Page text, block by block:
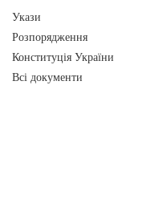
Укази
Розпорядження
Конституція України
Всі документи